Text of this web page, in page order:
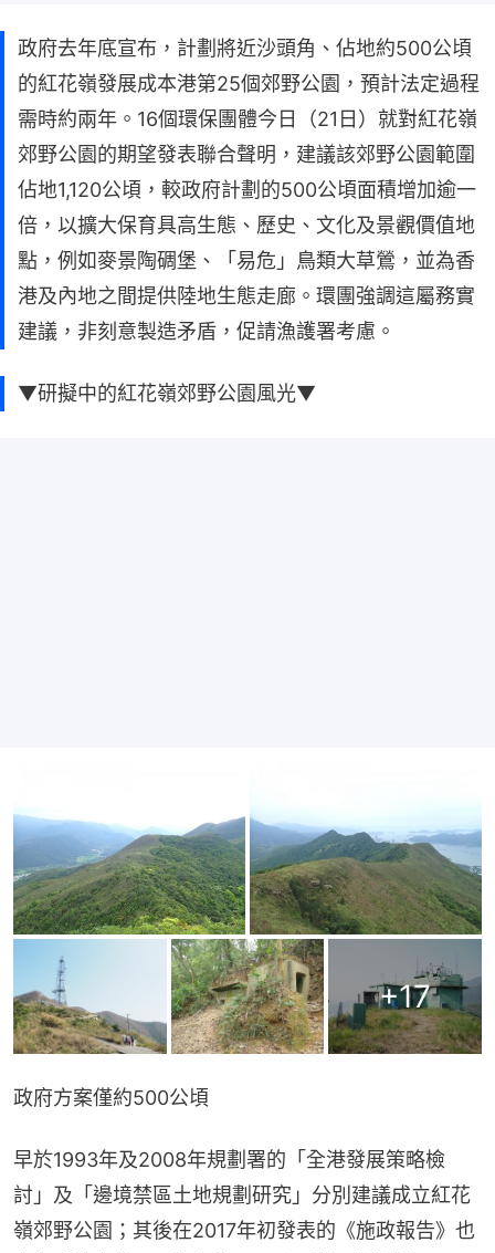
政府去年底宣布，計劃將近沙頭角、佔地約500公頃
的紅花嶺發展成本港第25個郊野公園，預計法定過程
需時約兩年。16個環保團體今日（21日）就對紅花嶺
郊野公園的期望發表聯合聲明，建議該郊野公園範圍
佔地1,120公頃，較政府計劃的500公頃面積增加逾一
倍，以擴大保育具高生態、歷史、文化及景觀價值地
點，例如麥景陶碉堡、「易危」鳥類大草鶯，並為香
港及內地之間提供陸地生態走廊。環團強調這屬務實
建議，非刻意製造矛盾，促請漁護署考慮。
▼研擬中的紅花嶺郊野公園風光▼
+17
政府方案僅約500公頃
早於1993年及2008年規劃署的「全港發展策略檢
討」及「邊境禁區土地規劃研究」分別建議成立紅花
嶺郊野公園；其後在2017年初發表的《施政報告》也